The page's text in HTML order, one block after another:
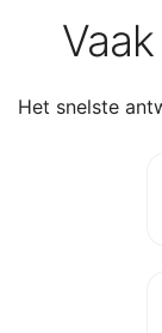
Het snelste